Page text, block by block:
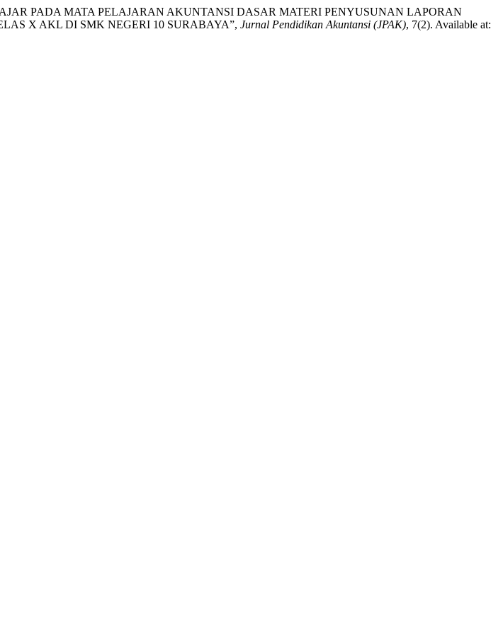
PADA MATA PELAJARAN AKUNTANSI DASAR MATERI PENYUSUNAN LAPORAN
X AKL DI SMK NEGERI 10 SURABAYA”, Jurnal Pendidikan Akuntansi (JPAK), 7(2). Available at: